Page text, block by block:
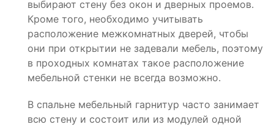
выбирают стену без окон и дверных проемов.
Кроме того, необходимо учитывать
расположение межкомнатных дверей, чтобы
они при открытии не задевали мебель, поэтому
в проходных комнатах такое расположение
мебельной стенки не всегда возможно.
В спальне мебельный гарнитур часто занимает
всю стену и состоит или из модулей одной